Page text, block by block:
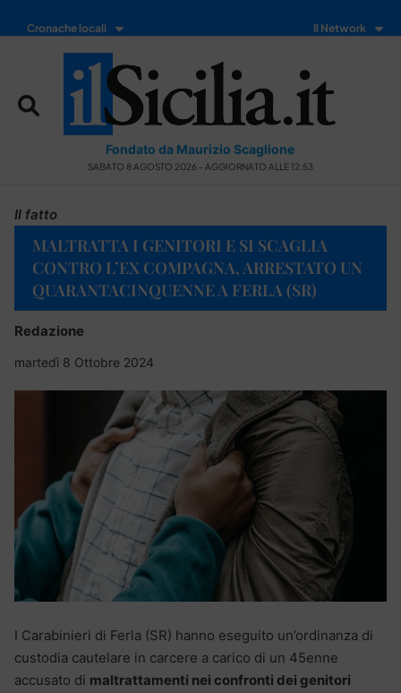
Cronache locali Il Network
Fondato da Maurizio Scaglione
SABATO 8 AGOSTO 2026 - AGGIORNATO ALLE 12:53
Il fatto
MALTRATTA I GENITORI E SI SCAGLIA
CONTRO L’EX COMPAGNA, ARRESTATO UN
QUARANTACINQUENNE A FERLA (SR)
Redazione
martedì 8 Ottobre 2024
I Carabinieri di Ferla (SR) hanno eseguito un’ordinanza di
custodia cautelare in carcere a carico di un 45enne
accusato di maltrattamenti nei confronti dei genitori